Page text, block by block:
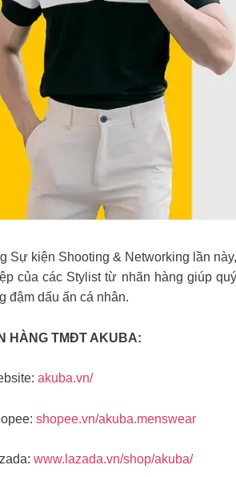
Sự kiện Shooting & Networking lần này,
của các Stylist từ nhãn hàng giúp
đậm dấu ấn cá nhân.
HÀNG TMĐT AKUBA:
akuba.vn/
shopee.vn/akuba.menswear
www.lazada.vn/shop/akuba/